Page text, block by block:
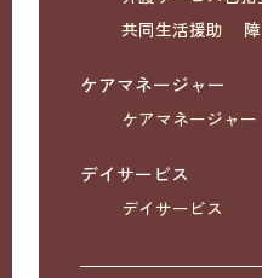
共同生活援助
ケアマネージャー
ケアマネージャー
デイサービス
デイサービス